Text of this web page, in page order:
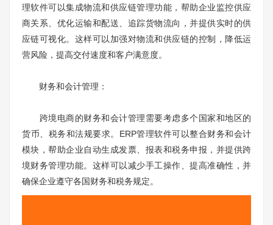
理软件可以集成物流和供应链管理功能，帮助企业监控供应
商关系、优化运输和配送、追踪货物流向，并提供实时的供
应链可视化。这样可以加强对物流和供应链的控制，降低运
营风险，提高交付速度和客户满意度。
财务和会计管理：
跨境电商的财务和会计管理需要考虑多个国家和地区的
货币、税务和法规要求。ERP管理软件可以整合财务和会计
模块，帮助企业自动生成发票、报表和税务申报，并提供跨
境财务管理功能。这样可以减少手工操作、提高准确性，并
确保企业遵守各国财务和税务规定。